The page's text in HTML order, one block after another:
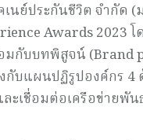
ย์ประกันชีวิต จำกัด (
Awards 2023
กับบทพิสูจน์ (Brand
บแผนปฏิรูปองค์กร 4
ละเชื่อมต่อเครือข่าย